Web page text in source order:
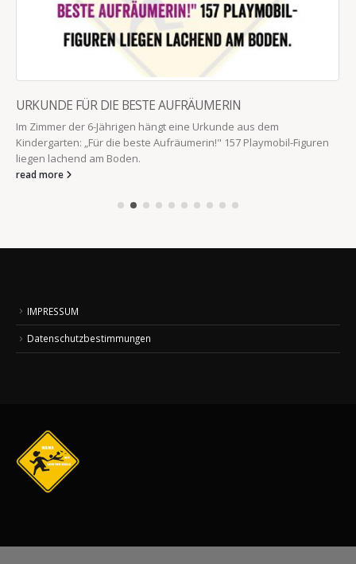
URKUNDE FÜR DIE BESTE AUFRÄUMERIN
Im Zimmer der 6-Jährigen hängt eine Urkunde aus dem
Kindergarten: „Für die beste Aufräumerin!" 157 Playmobil-Figuren
liegen lachend am Boden.
read more
IMPRESSUM
Datenschutzbestimmungen